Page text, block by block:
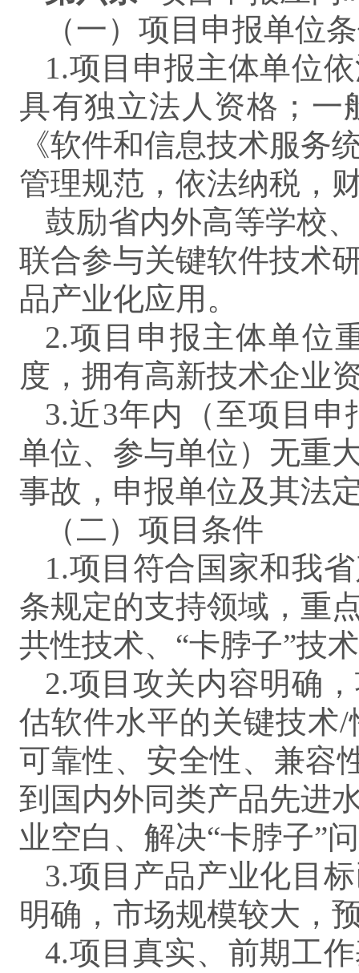
（一）项目申报单位
1.项目申报主体单位
具有独立法人资格；一
《软件和信息技术服务
管理规范，依法纳税，
鼓励省内外高等学校
联合参与关键软件技术
品产业化应用。
2.项目申报主体单位
度，拥有高新技术企业
3.近3年内（至项目
单位、参与单位）无重
事故，申报单位及其法
（二）项目条件
1.项目符合国家和我
条规定的支持领域，重
共性技术、“卡脖子”技
2.项目攻关内容明确
估软件水平的关键技术
可靠性、安全性、兼容
到国内外同类产品先进
业空白、解决“卡脖子”
3.项目产品产业化目
明确，市场规模较大，
4.项目真实、前期工